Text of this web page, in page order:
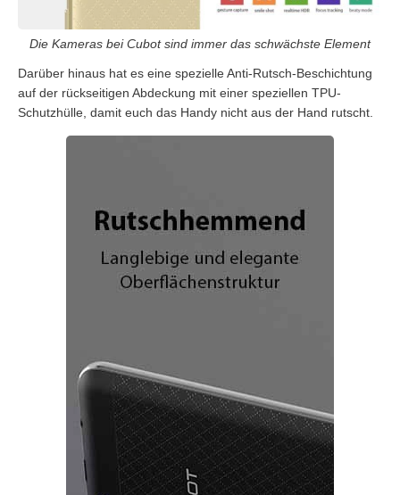
Die Kameras bei Cubot sind immer das schwächste Element
Darüber hinaus hat es eine spezielle Anti-Rutsch-Beschichtung
auf der rückseitigen Abdeckung mit einer speziellen TPU-
Schutzhülle, damit euch das Handy nicht aus der Hand rutscht.